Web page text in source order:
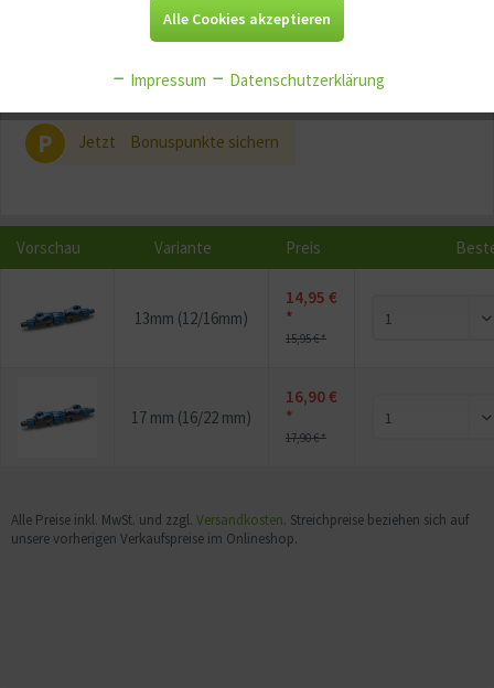
GG11424
Mindestabnahme:
1
P Jetzt Bonuspunkte sichern
Vorschau Variante Preis
13mm (12/16mm)
14,95 €
*
15,95 € *
17 mm (16/22 mm)
16,90 €
*
17,90 € *
Alle Preise inkl. MwSt. und zzgl. Versandkosten. Streichpreise beziehen sich auf
unsere vorherigen Verkaufspreise im Onlineshop.
Service Aktiv
Alle Cookies akzeptieren
Impressum Datenschutzerklärung